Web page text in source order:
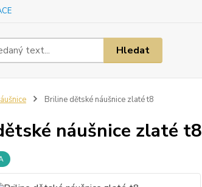
Hledat
Briline dětské náušnice zlaté t8
náušnice zlaté t8